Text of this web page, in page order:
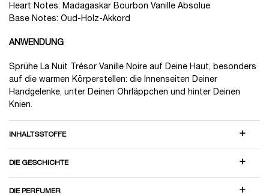
Heart Notes: Madagaskar Bourbon Vanille Absolue​
Base Notes: Oud-Holz-Akkord​
ANWENDUNG
Sprühe La Nuit Trésor Vanille Noire auf Deine Haut, besonders
auf die warmen Körperstellen: die Innenseiten Deiner
Handgelenke, unter Deinen Ohrläppchen und hinter Deinen
Knien.
INHALTSSTOFFE​
DIE GESCHICHTE
DIE PERFUMER